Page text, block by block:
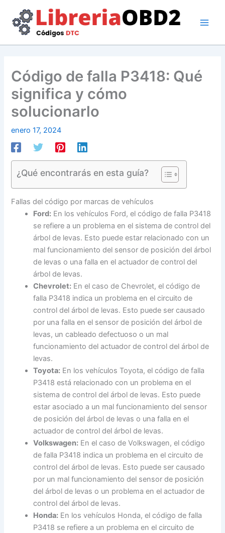
contenido
Código de falla P3418: Qué
significa y cómo
solucionarlo
enero 17, 2024
¿Qué encontrarás en esta guía?
Fallas del código por marcas de vehículos
Ford: En los vehículos Ford, el código de falla P3418
se refiere a un problema en el sistema de control del
árbol de levas. Esto puede estar relacionado con un
mal funcionamiento del sensor de posición del árbol
de levas o una falla en el actuador de control del
árbol de levas.
Chevrolet: En el caso de Chevrolet, el código de
falla P3418 indica un problema en el circuito de
control del árbol de levas. Esto puede ser causado
por una falla en el sensor de posición del árbol de
levas, un cableado defectuoso o un mal
funcionamiento del actuador de control del árbol de
levas.
Toyota: En los vehículos Toyota, el código de falla
P3418 está relacionado con un problema en el
sistema de control del árbol de levas. Esto puede
estar asociado a un mal funcionamiento del sensor
de posición del árbol de levas o una falla en el
actuador de control del árbol de levas.
Volkswagen: En el caso de Volkswagen, el código
de falla P3418 indica un problema en el circuito de
control del árbol de levas. Esto puede ser causado
por un mal funcionamiento del sensor de posición
del árbol de levas o un problema en el actuador de
control del árbol de levas.
Honda: En los vehículos Honda, el código de falla
P3418 se refiere a un problema en el circuito de